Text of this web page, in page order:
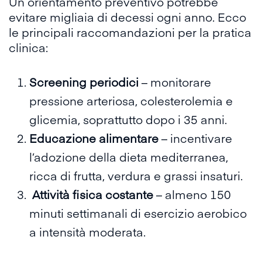
evitare migliaia di decessi ogni anno. Ecco
le principali raccomandazioni per la pratica
clinica:
Screening periodici– monitorare
pressione arteriosa, colesterolemia e
glicemia, soprattutto dopo i 35 anni.
Educazione alimentare– incentivare
l’adozione della dieta mediterranea,
ricca di frutta, verdura e grassi insaturi.
Attività fisica costante– almeno 150
minuti settimanali di esercizio aerobico
a intensità moderata.